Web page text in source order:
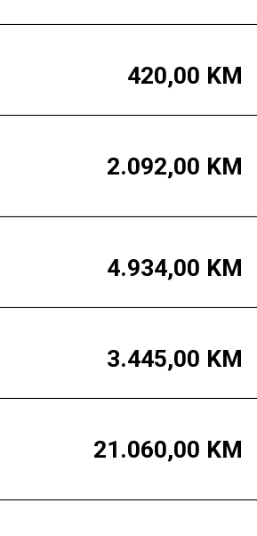
420,00 KM
2.092,00 KM
4.934,00 KM
3.445,00 KM
21.060,00 KM